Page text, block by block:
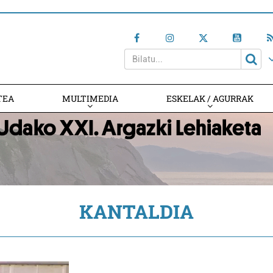
MULTIMEDIA ESKELAK / AGURRAK
KANTALDIA